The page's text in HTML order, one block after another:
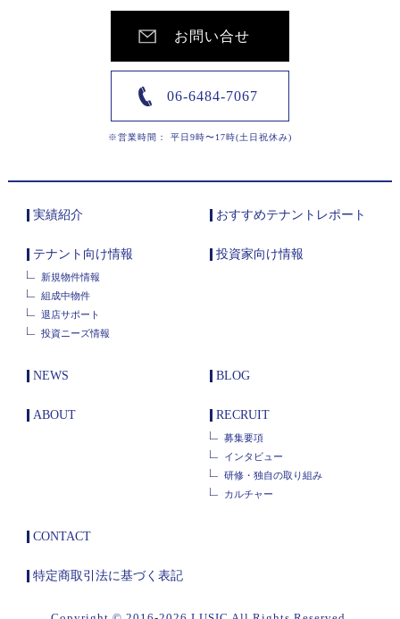
お問い合せ
06-6484-7067
※営業時間： 平日9時〜17時(土日祝休み)
実績紹介 おすすめテナントレポート
テナント向け情報
新規物件情報
組成中物件
退店サポート
投資ニーズ情報
投資家向け情報
NEWS BLOG
ABOUT RECRUIT
募集要項
インタビュー
研修・独自の取り組み
カルチャー
CONTACT
特定商取引法に基づく表記